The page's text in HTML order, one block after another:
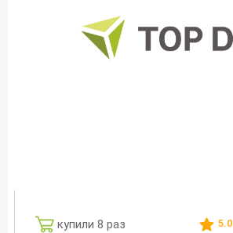
купили 8 раз 5.0